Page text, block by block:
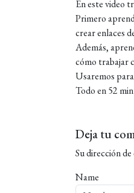
En este video
Primero
crear enlaces
Además,
cómo trabajar
Usaremos
Todo en 52
Deja tu
Su dirección
Name